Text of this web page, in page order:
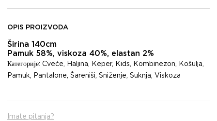
OPIS PROIZVODA
Širina 140cm
Pamuk 58%, viskoza 40%, elastan 2%
Категорије: Cveće, Haljina, Keper, Kids, Kombinezon, Košulja,
Pamuk, Pantalone, Šareniši, Sniženje, Suknja, Viskoza
Imate pitanja?